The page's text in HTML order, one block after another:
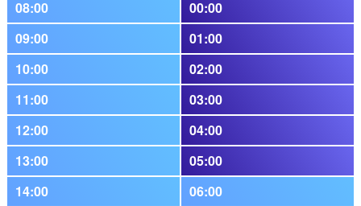
08:00
00:00
09:00
01:00
10:00
02:00
11:00
03:00
12:00
04:00
13:00
05:00
14:00
06:00